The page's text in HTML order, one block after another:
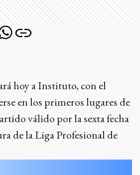
hoy a Instituto, con el
en los primeros lugares de
válido por la sexta fecha
de la Liga Profesional de